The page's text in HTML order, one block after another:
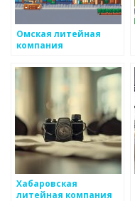
Омская литейная
компания
Хабаровская
литейная компания